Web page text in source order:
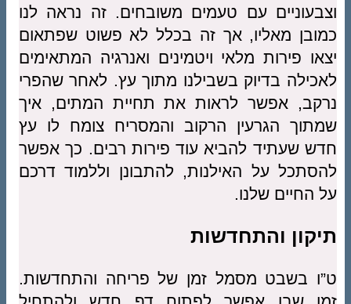
וצבעוניים עם טעמים משובחים. זה נראה לנו
כמובן מאליו, אך זה בכלל לא פשוט שפתאום
יצאו פירות מלאי ויטמינים ואנרגיה המתאימים
לאכילה בדיוק בשבילנו מתוך עץ. לאחר שהפרי
נרקב, אפשר לראות את תחיית המתים, איך
שמתוך הגרעין הרקוב והמסריח צומח לו עץ
חדש שעתיד להביא עוד פירות רבים. כך אפשר
להסתכל על האילנות, להתבונן וללמוד דרכם
על החיים שלנו.
תיקון והתחדשות
ט”ו בשבט מסמל זמן של פריחה והתחדשות.